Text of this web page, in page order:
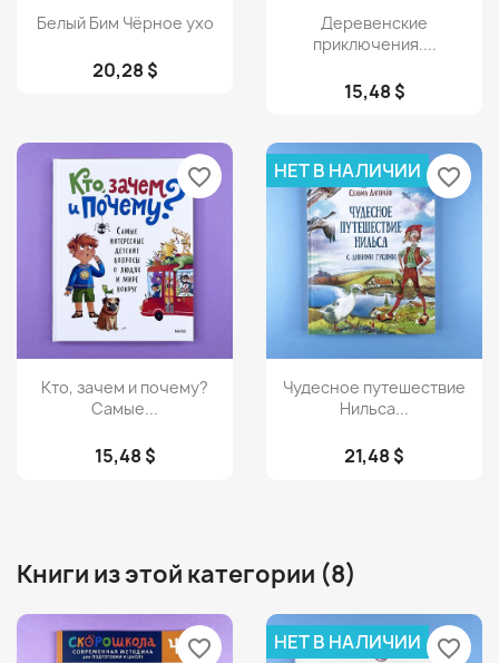
Просмотр
Белый Бим Чёрное ухо
20,28 $
Просмотр
Деревенские
приключения....
15,48 $
Просмотр
Кто, зачем и почему?
Самые...
15,48 $
favorite_border
Просмотр
Чудесное путешествие
Нильса...
21,48 $
НЕТ В НАЛИЧИИ favorite_border
Книги из этой категории (8)
favorite_border НЕТ В НАЛИЧИИ favorite_border